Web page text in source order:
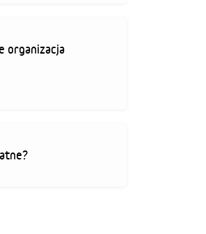
organizacja